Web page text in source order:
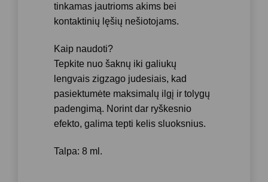
tinkamas jautrioms akims bei
kontaktinių lęšių nešiotojams.
Kaip naudoti?
Tepkite nuo šaknų iki galiukų
lengvais zigzago judesiais, kad
pasiektumėte maksimalų ilgį ir tolygų
padengimą. Norint dar ryškesnio
efekto, galima tepti kelis sluoksnius.
Talpa: 8 ml.